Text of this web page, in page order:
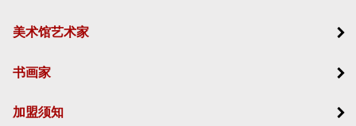
美术馆艺术家
书画家
加盟须知